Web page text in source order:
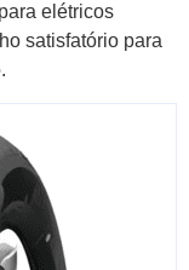
elétricos
satisfatório para